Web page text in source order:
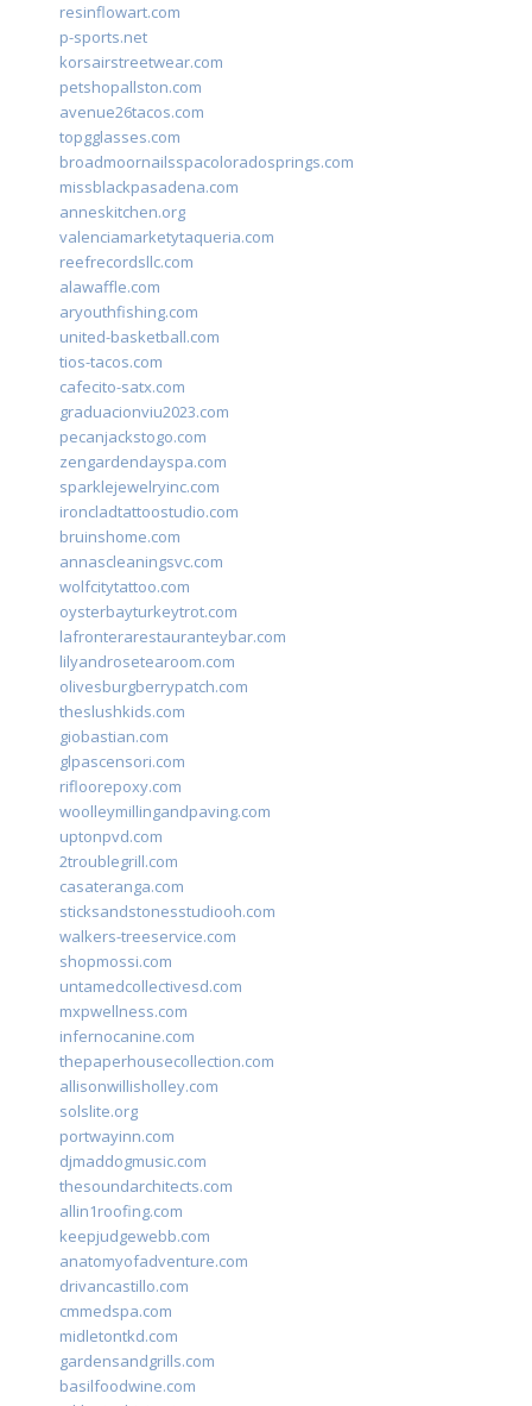
resinflowart.com
p-sports.net
korsairstreetwear.com
petshopallston.com
avenue26tacos.com
topgglasses.com
broadmoornailsspacoloradosprings.com
missblackpasadena.com
anneskitchen.org
valenciamarketytaqueria.com
reefrecordsllc.com
alawaffle.com
aryouthfishing.com
united-basketball.com
tios-tacos.com
cafecito-satx.com
graduacionviu2023.com
pecanjackstogo.com
zengardendayspa.com
sparklejewelryinc.com
ironcladtattoostudio.com
bruinshome.com
annascleaningsvc.com
wolfcitytattoo.com
oysterbayturkeytrot.com
lafronterarestauranteybar.com
lilyandrosetearoom.com
olivesburgberrypatch.com
theslushkids.com
giobastian.com
glpascensori.com
rifloorepoxy.com
woolleymillingandpaving.com
uptonpvd.com
2troublegrill.com
casateranga.com
sticksandstonesstudiooh.com
walkers-treeservice.com
shopmossi.com
untamedcollectivesd.com
mxpwellness.com
infernocanine.com
thepaperhousecollection.com
allisonwillisholley.com
solslite.org
portwayinn.com
djmaddogmusic.com
thesoundarchitects.com
allin1roofing.com
keepjudgewebb.com
anatomyofadventure.com
drivancastillo.com
cmmedspa.com
midletontkd.com
gardensandgrills.com
basilfoodwine.com